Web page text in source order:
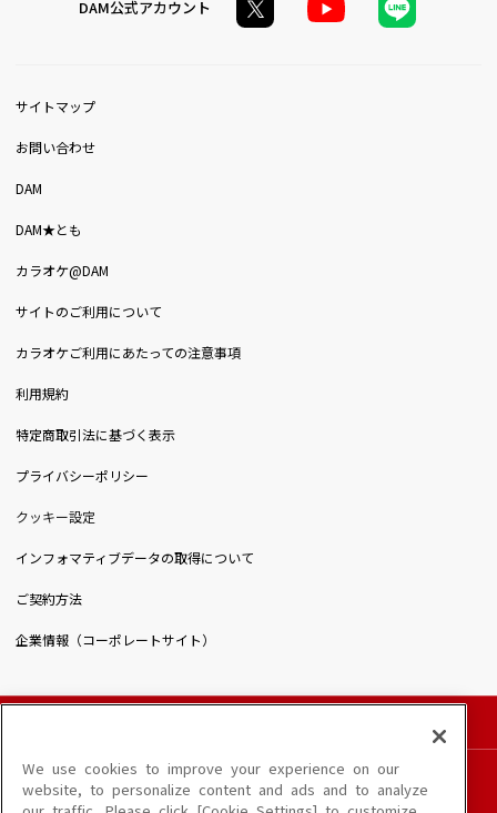
DAM公式アカウント
サイトマップ
お問い合わせ
DAM
DAM★とも
カラオケ@DAM
サイトのご利用について
カラオケご利用にあたっての注意事項
利用規約
特定商取引法に基づく表示
プライバシーポリシー
クッキー設定
インフォマティブデータの取得について
ご契約方法
企業情報（コーポレートサイト）
このサイトに掲載されている一切の文章・画像・写真・動画・音声等を、手段や形態を
問わず、著作権法の定める範囲を超えて無断で複製、転載、ファイル化などすることを
禁じます。
We use cookies to improve your experience on our
website, to personalize content and ads and to analyze